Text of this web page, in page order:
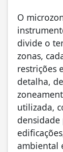
O
divide o
zonas,
restrições
detalha,
utilizada,
ambiental